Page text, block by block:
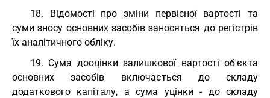
18. Відомості про зміни первісної вартості та
суми зносу основних засобів заносяться до регістрів
їх аналітичного обліку.
19. Сума дооцінки залишкової вартості об'єкта
основних засобів включається до складу
додаткового капіталу, а сума уцінки - до складу